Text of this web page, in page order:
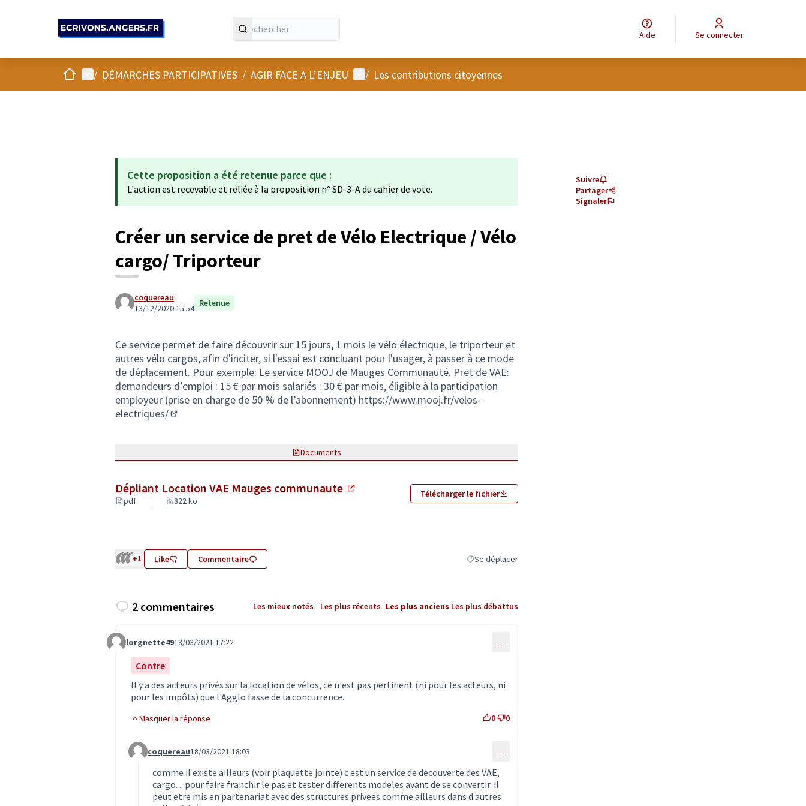
Aide Se connecter
AccueilMenu principal
/ DÉMARCHES PARTICIPATIVES / AGIR FACE A L’ENJEU Menu utilisateur
/ Les contributions citoyennes
Cette proposition a été retenue parce que :
L'action est recevable et reliée à la proposition n° SD-3-A du cahier de vote.
Créer un service de pret de Vélo Electrique / Vélo
cargo/ Triporteur
coquereau
13/12/2020 15:54 Retenue
Ce service permet de faire découvrir sur 15 jours, 1 mois le vélo électrique, le triporteur et
autres vélo cargos, afin d'inciter, si l'essai est concluant pour l'usager, à passer à ce mode
de déplacement. Pour exemple: Le service MOOJ de Mauges Communauté. Pret de VAE:
demandeurs d’emploi : 15 € par mois salariés : 30 € par mois, éligible à la participation
employeur (prise en charge de 50 % de l’abonnement) https://www.mooj.fr/velos-
electriques/
Documents
Dépliant Location VAE Mauges communaute
(Lien externe)
pdf 822 ko
Télécharger le fichier
+1 Like Commentaire Filtrer les résultats de la catégorie : Se déplacer
Se déplacer
Suivre
Partager
Signaler
2 commentaires Les mieux notés Les plus récents Les plus anciens Les plus débattus
Commentaire 2892
lorgnette4918/03/2021 17:22 …
Contre
Il y a des acteurs privés sur la location de vélos, ce n'est pas pertinent (ni pour les acteurs, ni
pour les impôts) que l'Agglo fasse de la concurrence.
Masquer la réponse 0 0
Commentaire 2911 (réponse au commentaire 2892)
coquereau18/03/2021 18:03 …
comme il existe ailleurs (voir plaquette jointe) c est un service de decouverte des VAE,
cargo. .. pour faire franchir le pas et tester differents modeles avant de se convertir. il
peut etre mis en partenariat avec des structures privees comme ailleurs dans d autres